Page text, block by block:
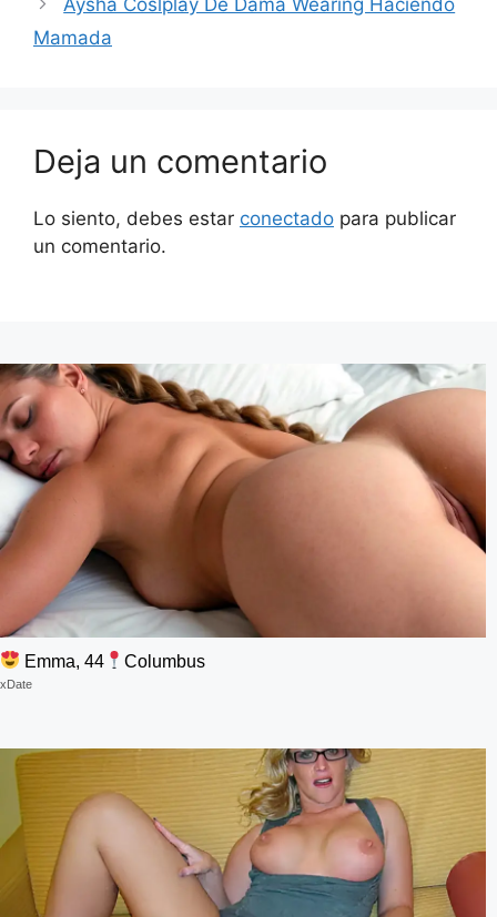
Mamada
Deja un comentario
Lo siento, debes estar conectado para publicar
un comentario.
Emma, 44 Columbus
xDate